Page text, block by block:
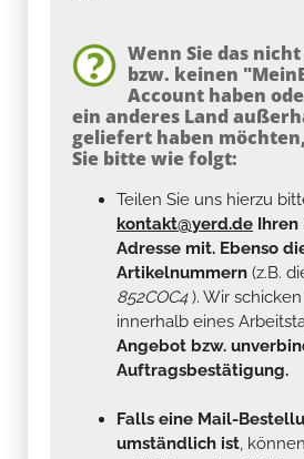
Wenn Sie das
bzw. keinen
Account haben
ein anderes Land
geliefert haben
Sie bitte wie folgt:
Teilen Sie uns hierzu
kontakt@yerd.de Ihren
Adresse mit. Ebenso
Artikelnummern (z.B.
852COC4). Wir
innerhalb eines
Angebot bzw.
Auftragsbestätigung.
Falls eine Mail-
umständlich ist,